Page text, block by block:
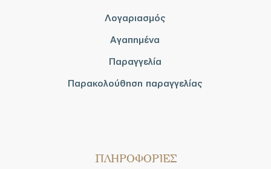
Λογαριασμός
Αγαπημένα
Παραγγελία
Παρακολούθηση παραγγελίας
ΠΛΗΡΟΦΟΡΙΕΣ